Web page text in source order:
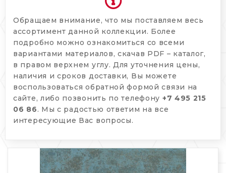
Обращаем внимание, что мы поставляем весь
ассортимент данной коллекции. Более
подробно можно ознакомиться со всеми
вариантами материалов, скачав PDF – каталог,
в правом верхнем углу. Для уточнения цены,
наличия и сроков доставки, Вы можете
воспользоваться обратной формой связи на
сайте, либо позвонить по телефону +7 495 215
06 86. Мы с радостью ответим на все
интересующие Вас вопросы.